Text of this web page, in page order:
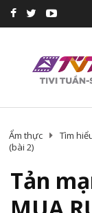
Ẩm thực Tìm
(bài 2)
Tản